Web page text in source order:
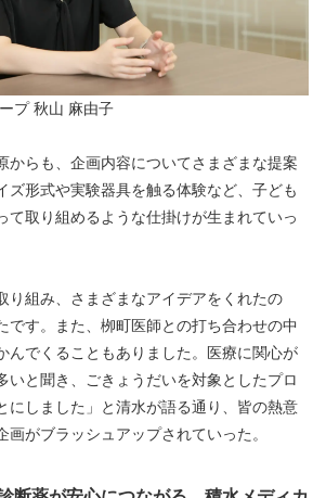
プ 秋山 麻由子
からも、企画内容についてさまざまな提案
ズ形式や実験器具を触る体験など、子ども
て取り組めるような仕掛けが生まれていっ
り組み、さまざまなアイデアをくれたの
です。また、栁町医師との打ち合わせの中
んでくることもありました。医療に関心が
いと聞き、ごきょうだいを対象としたプロ
にしました」と清水が語る通り、皆の熱意
画がブラッシュアップされていった。